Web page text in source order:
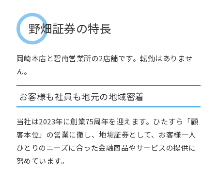
野畑証券の特長
岡崎本店と碧南営業所の2店舗です。転勤はありませ
ん。
お客様も社員も地元の地域密着
当社は2023年に創業75周年を迎えます。ひたすら「顧
客本位」の営業に徹し、地場証券として、お客様一人
ひとりのニーズに合った金融商品やサービスの提供に
努めています。